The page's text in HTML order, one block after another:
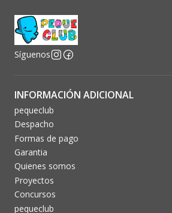
Síguenos
INFORMACIÓN ADICIONAL
pequeclub
Despacho
Formas de pago
Garantia
Quienes somos
Proyectos
Concursos
pequeclub